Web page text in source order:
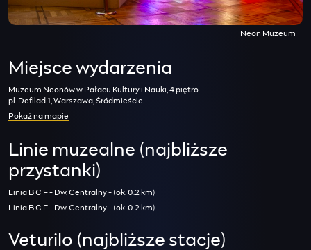
Neon Muzeum
Miejsce wydarzenia
Muzeum Neonów w Pałacu Kultury i Nauki, 4 piętro
pl. Defilad 1, Warszawa, Śródmieście
Pokaż na mapie
Linie muzealne (najbliższe
przystanki)
Linia BC F- Dw. Centralny- (ok. 0.2 km)
Linia BC F- Dw. Centralny- (ok. 0.2 km)
Veturilo (najbliższe stacje)